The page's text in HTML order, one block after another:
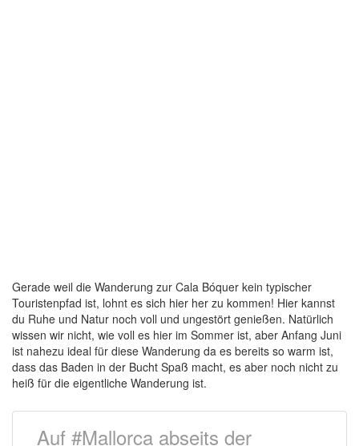
Gerade weil die Wanderung zur Cala Bóquer kein typischer
Touristenpfad ist, lohnt es sich hier her zu kommen! Hier kannst
du Ruhe und Natur noch voll und ungestört genießen. Natürlich
wissen wir nicht, wie voll es hier im Sommer ist, aber Anfang Juni
ist nahezu ideal für diese Wanderung da es bereits so warm ist,
dass das Baden in der Bucht Spaß macht, es aber noch nicht zu
heiß für die eigentliche Wanderung ist.
Auf #Mallorca abseits der